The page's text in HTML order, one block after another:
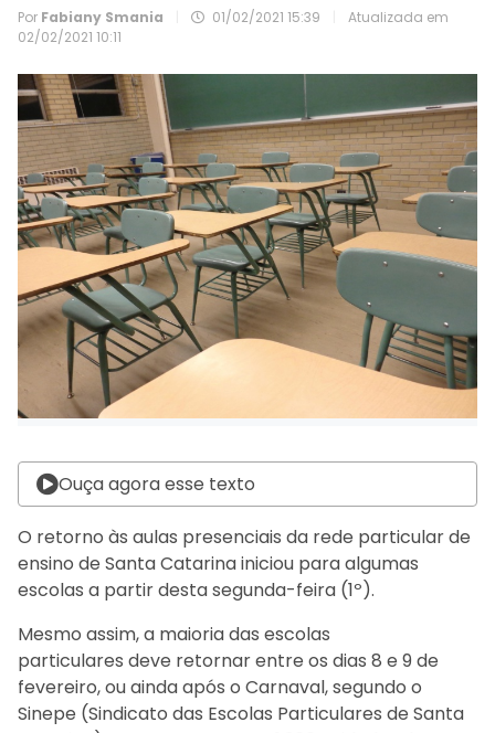
Por Fabiany Smania 01/02/2021 15:39
Atualizada em
02/02/2021 10:11
Ouça agora esse texto
O retorno às aulas presenciais da rede particular de
ensino de Santa Catarina iniciou para algumas
escolas a partir desta segunda-feira (1º).
Mesmo assim, a maioria das escolas
particulares deve retornar entre os dias 8 e 9 de
fevereiro, ou ainda após o Carnaval, segundo o
Sinepe (Sindicato das Escolas Particulares de Santa